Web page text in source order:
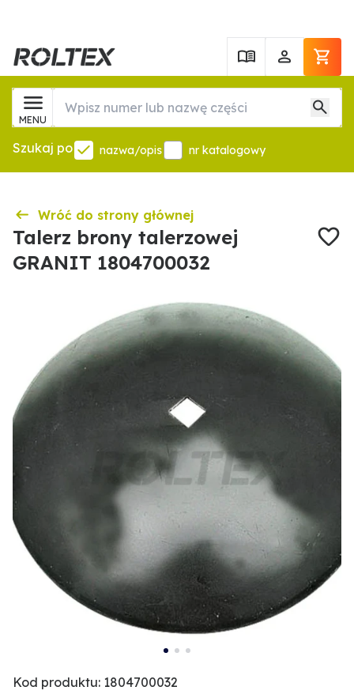
MENU
Szukaj po nazwa/opis nr katalogowy
Wróć do strony głównej
Talerz brony talerzowej
GRANIT 1804700032
Kod produktu: 1804700032